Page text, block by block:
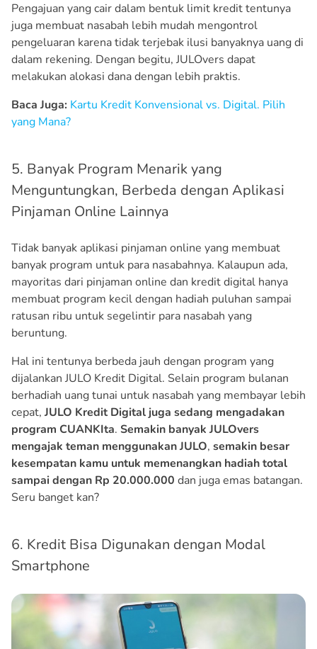
Pengajuan yang cair dalam bentuk limit kredit tentunya
juga membuat nasabah lebih mudah mengontrol
pengeluaran karena tidak terjebak ilusi banyaknya uang di
dalam rekening. Dengan begitu, JULOvers dapat
melakukan alokasi dana dengan lebih praktis.
Baca Juga: Kartu Kredit Konvensional vs. Digital. Pilih
yang Mana?
5. Banyak Program Menarik yang
Menguntungkan, Berbeda dengan Aplikasi
Pinjaman Online Lainnya
Tidak banyak aplikasi pinjaman online yang membuat
banyak program untuk para nasabahnya. Kalaupun ada,
mayoritas dari pinjaman online dan kredit digital hanya
membuat program kecil dengan hadiah puluhan sampai
ratusan ribu untuk segelintir para nasabah yang
beruntung.
Hal ini tentunya berbeda jauh dengan program yang
dijalankan JULO Kredit Digital. Selain program bulanan
berhadiah uang tunai untuk nasabah yang membayar lebih
cepat, JULO Kredit Digital juga sedang mengadakan
program CUANKIta. Semakin banyak JULOvers
mengajak teman menggunakan JULO, semakin besar
kesempatan kamu untuk memenangkan hadiah total
sampai dengan Rp 20.000.000 dan juga emas batangan.
Seru banget kan?
6. Kredit Bisa Digunakan dengan Modal
Smartphone